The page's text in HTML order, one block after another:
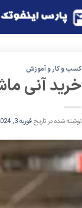
کسب و کار و آموزش
خرید آنی
نوشته شده در تاریخفوریه 3, 2024